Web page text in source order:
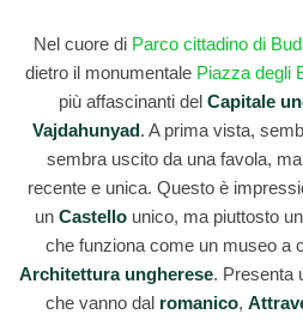
Nel cuore di Parco cittadino di
dietro il monumentale Piazza degli
più affascinanti del Capitale
Vajdahunyad. A prima vista,
sembra uscito da una favola,
recente e unica. Questo è
un Castellounico, ma piuttosto
che funziona come un museo a
Architettura ungherese. Presenta
che vanno dal romanico,